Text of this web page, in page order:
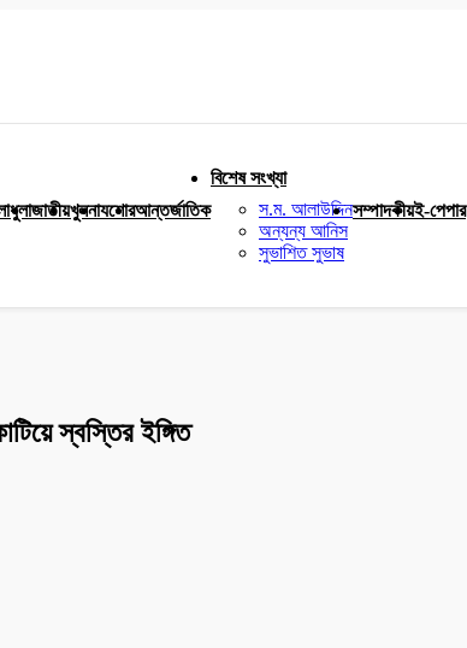
জাতীয়খুলনাযশোরআন্তর্জাতিক
বিশেষ সংখ্যা
স.ম. আলাউদ্দিন
অন্যন্য আনিস
সুভাশিত সুভাষ
সম্পাদকীয়ই-পেপার
স্বস্তির ইঙ্গিত